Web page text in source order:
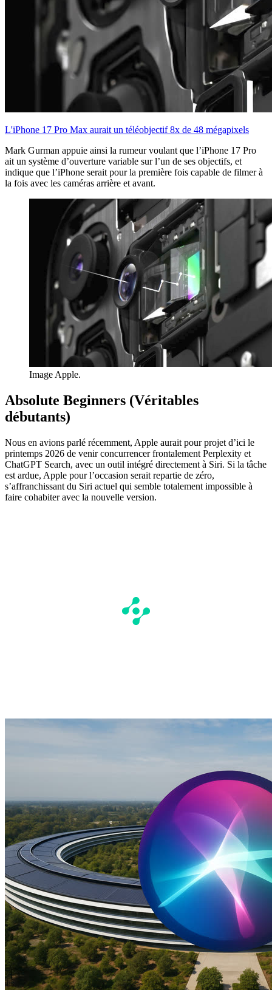
L'iPhone 17 Pro Max aurait un téléobjectif 8x de 48 mégapixels
Mark Gurman appuie ainsi la rumeur voulant que l’iPhone 17 Pro
ait un système d’ouverture variable sur l’un de ses objectifs, et
indique que l’iPhone serait pour la première fois capable de filmer à
la fois avec les caméras arrière et avant.
Image Apple.
Absolute Beginners (Véritables
débutants)
Nous en avions parlé récemment, Apple aurait pour projet d’ici le
printemps 2026 de venir concurrencer frontalement Perplexity et
ChatGPT Search, avec un outil intégré directement à Siri. Si la tâche
est ardue, Apple pour l’occasion serait repartie de zéro,
s’affranchissant du Siri actuel qui semble totalement impossible à
faire cohabiter avec la nouvelle version.